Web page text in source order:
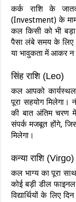
कर्क राशि के
(Investment) के
कल किसी को भी
पैसा लंबे समय के लिए
या भावुकता में आकर
सिंह राशि (Leo)
कल आपको कार्यस्थल
पूरा सहयोग मिलेगा।
की बात अंतिम
संपर्क मजबूत होंगे,
मिलेगा।
कन्या राशि (Virgo)
कल भाग्य का पूरा
कोई बड़ी डील
विद्यार्थियों के लिए